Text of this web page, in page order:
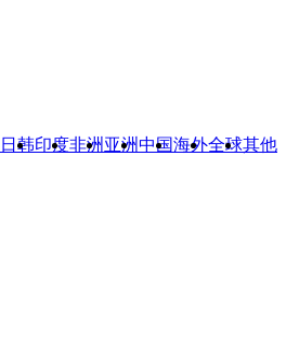
日韩印度非洲 亚洲中国海外全球其他